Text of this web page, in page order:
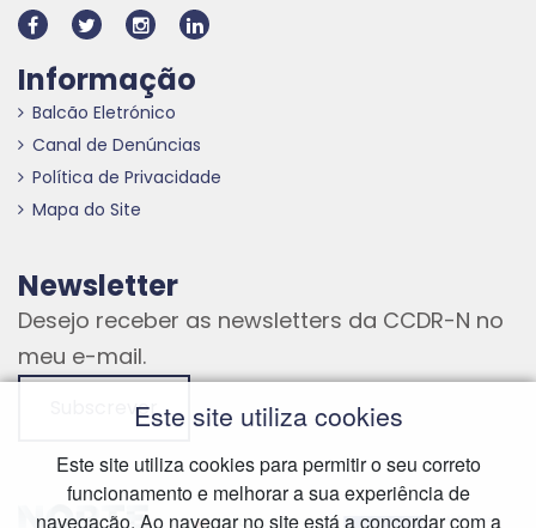
Informação
Balcão Eletrónico
Canal de Denúncias
Política de Privacidade
Mapa do Site
Newsletter
Desejo receber as newsletters da CCDR-N no
meu e-mail.
Subscrever
Hiperligação externaHiperligação externaHiperligação externa
Este site utiliza cookies
Este site utiliza cookies para permitir o seu correto
funcionamento e melhorar a sua experiência de
navegação. Ao navegar no site está a concordar com a